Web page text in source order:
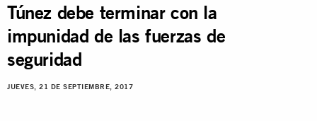
Túnez debe terminar con la
impunidad de las fuerzas de
seguridad
JUEVES, 21 DE SEPTIEMBRE, 2017